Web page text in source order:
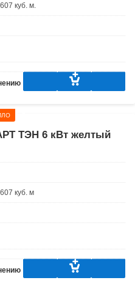
607 куб. м.
ТЭН 6 кВт желтый
607 куб. м